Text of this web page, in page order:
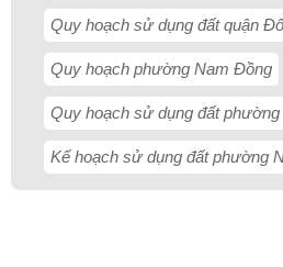
Quy hoạch sử dụng đất quận
Quy hoạch phường Nam Đồng
Quy hoạch sử dụng đất
Kế hoạch sử dụng đất phường